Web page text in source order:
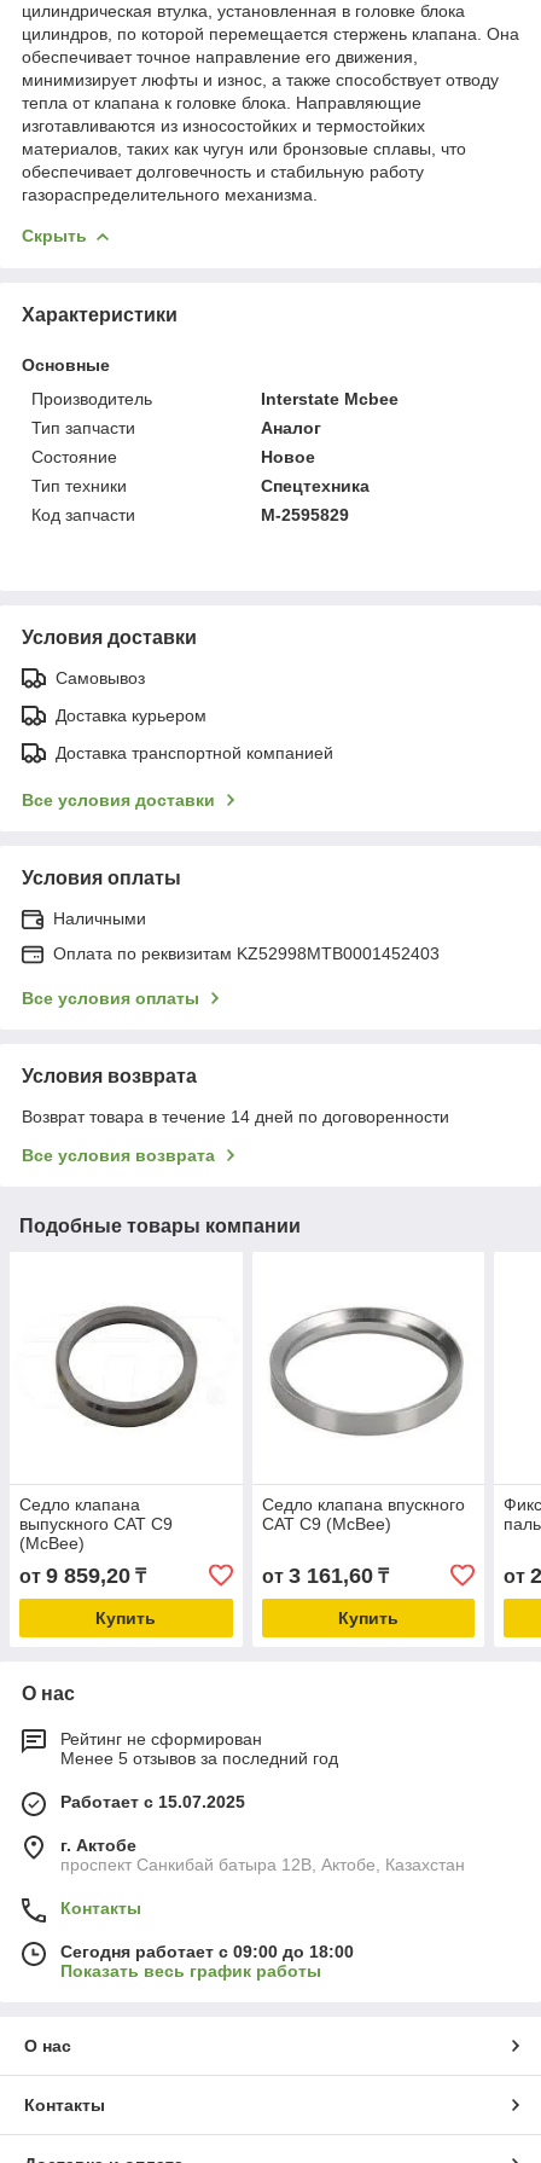
цилиндрическая втулка, установленная в головке блока
цилиндров, по которой перемещается стержень клапана. Она
обеспечивает точное направление его движения,
минимизирует люфты и износ, а также способствует отводу
тепла от клапана к головке блока. Направляющие
изготавливаются из износостойких и термостойких
материалов, таких как чугун или бронзовые сплавы, что
обеспечивает долговечность и стабильную работу
газораспределительного механизма.
Скрыть
Характеристики
Основные
Производитель
Interstate Mcbee
Тип запчасти
Аналог
Состояние
Новое
Тип техники
Спецтехника
Код запчасти
M-2595829
Условия доставки
Самовывоз
Доставка курьером
Доставка транспортной компанией
Все условия доставки
Условия оплаты
Наличными
Оплата по реквизитам KZ52998MTB0001452403
Все условия оплаты
Условия возврата
Возврат товара в течение 14 дней по договоренности
Все условия возврата
Подобные товары компании
Седло клапана
выпускного CAT C9
(McBee)
от 9 859,20 ₸
Купить
Седло клапана впускного
CAT C9 (McBee)
от 3 161,60₸
Купить
от
О нас
Рейтинг не сформирован
Менее 5 отзывов за последний год
Работает с 15.07.2025
г. Актобе
проспект Санкибай батыра 12В, Актобе, Казахстан
Контакты
Сегодня работает с 09:00 до 18:00
Показать весь график работы
О нас
Контакты